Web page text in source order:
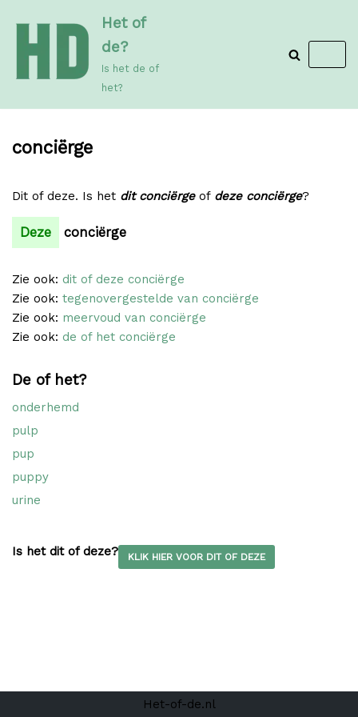
de
inhoud
Het of
de?
Is het de of
het?
conciërge
Dit of deze. Is het dit conciërgeof deze conciërge?
Deze conciërge
Zie ook: dit of deze conciërge
Zie ook: tegenovergestelde van conciërge
Zie ook: meervoud van conciërge
Zie ook: de of het conciërge
De of het?
onderhemd
pulp
pup
puppy
urine
Is het dit of deze? KLIK HIER VOOR DIT OF DEZE
Het-of-de.nl